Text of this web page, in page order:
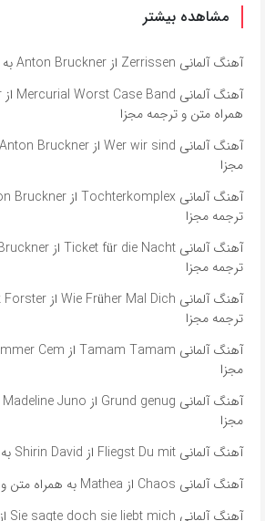
مشاهده بیشتر
آهنگ آلمانی Zerrissen از Anton Bruckner به همراه متن و ترجمه مجزا
همراه متن و ترجمه مجزا
مجزا
ترجمه مجزا
ترجمه مجزا
ترجمه مجزا
مجزا
مجزا
آهنگ آلمانی Fliegst Du mit از Shirin David به همراه متن و ترجمه مجزا
آهنگ آلمانی Chaos از Mathea به همراه متن و ترجمه مجزا